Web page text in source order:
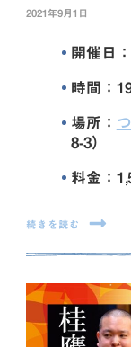
2021年9月1日
開催日
時間：
場所：
8-3）
料金：
続きを読む